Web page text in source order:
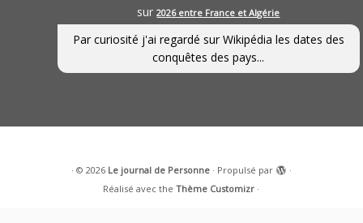
sur2026 entre France et Algérie
Par curiosité j'ai regardé sur Wikipédia les dates des
conquêtes des pays...
· © 2026 Le journal de Personne· Propulsé par
·
Réalisé avec theThème Customizr ·